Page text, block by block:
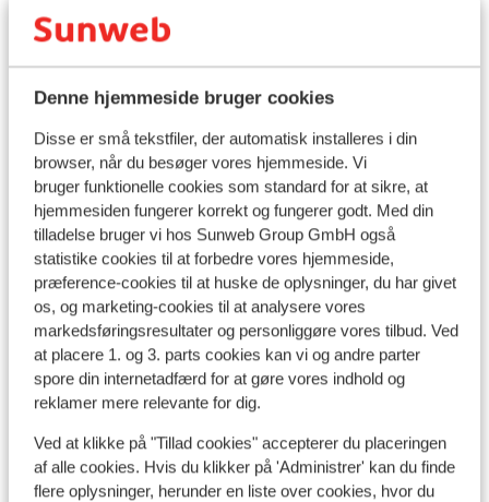
Denne hjemmeside bruger cookies
Disse er små tekstfiler, der automatisk installeres i din
browser, når du besøger vores hjemmeside. Vi
bruger funktionelle cookies som standard for at sikre, at
hjemmesiden fungerer korrekt og fungerer godt. Med din
tilladelse bruger vi hos Sunweb Group GmbH også
statistike cookies til at forbedre vores hjemmeside,
præference-cookies til at huske de oplysninger, du har givet
os, og marketing-cookies til at analysere vores
markedsføringsresultater og personliggøre vores tilbud. Ved
at placere 1. og 3. parts cookies kan vi og andre parter
spore din internetadfærd for at gøre vores indhold og
reklamer mere relevante for dig.
Ved at klikke på "Tillad cookies" accepterer du placeringen
af alle cookies. Hvis du klikker på 'Administrer' kan du finde
flere oplysninger, herunder en liste over cookies, hvor du
Populære hoteller
Vaya Hotel Sölden
Sölden Sölden Østrig